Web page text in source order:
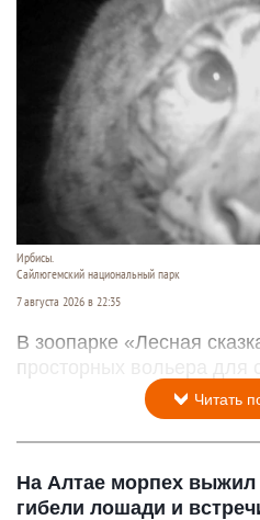
Ирбисы.
Сайлюгемский национальный парк
7 августа 2026 в 22:35
В зоопарке «Лесная
просторных вольера для
Читать
На Алтае морпех выжил
гибели лошади и